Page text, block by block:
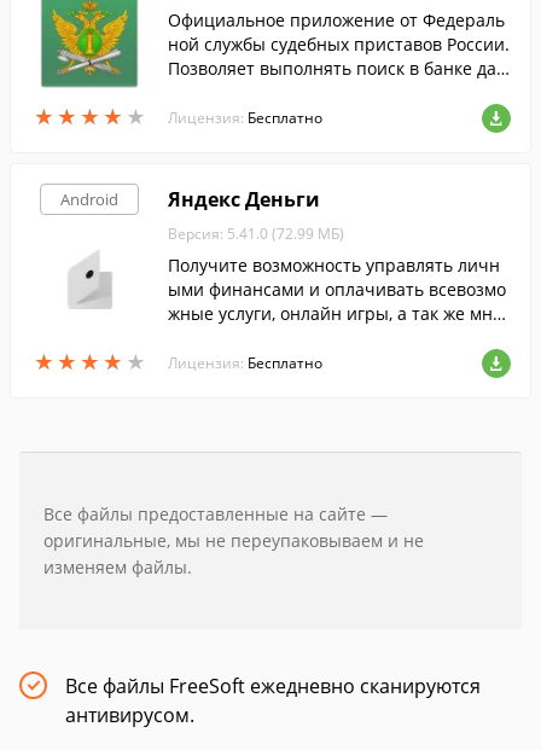
★ ★ ★ ★ ★
★ ★ ★ ★ ★
Официальное приложение от Федераль
ной службы судебных приставов России.
Позволяет выполнять поиск в банке дан
Лицензия: Бесплатно
Android
★ ★ ★ ★ ★
★ ★ ★ ★ ★
Яндекс Деньги
Версия: 5.41.0 (72.99 МБ)
Получите возможность управлять личн
ыми финансами и оплачивать всевозмо
жные услуги, онлайн игры, а так же мног
Лицензия: Бесплатно
Все файлы предоставленные на сайте —
оригинальные, мы не переупаковываем и не
изменяем файлы.
Все файлы FreeSoft ежедневно сканируются
антивирусом.